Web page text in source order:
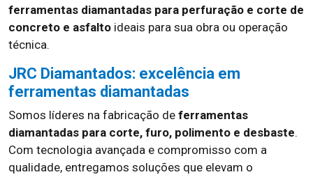
ferramentas diamantadas para perfuração e corte de
concreto e asfalto ideais para sua obra ou operação
técnica.
JRC Diamantados: excelência em
ferramentas diamantadas
Somos líderes na fabricação de ferramentas
diamantadas para corte, furo, polimento e desbaste.
Com tecnologia avançada e compromisso com a
qualidade, entregamos soluções que elevam o